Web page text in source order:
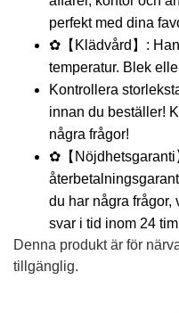
perfekt med dina
✿【Klädvård】:
temperatur. Blek
Kontrollera
innan du beställer!
några frågor!
✿【Nöjdhetsgaranti
du har några frågor,
svar i tid inom 24
Denna produkt är för
tillgänglig.